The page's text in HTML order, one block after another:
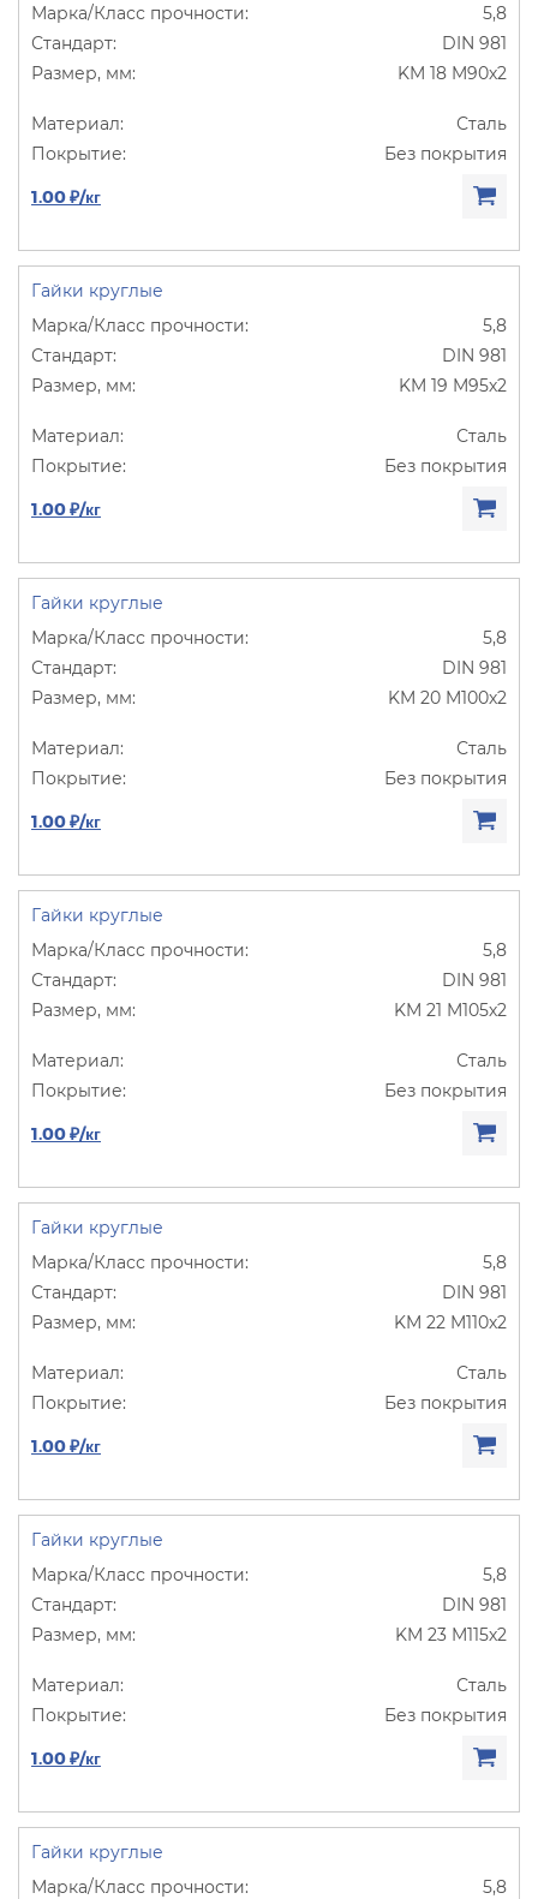
5,8
DIN 981
KM 18 M90х2
Сталь
Без покрытия
1.00 ₽/кг
Гайки круглые
5,8
DIN 981
KM 19 M95х2
Сталь
Без покрытия
1.00 ₽/кг
Гайки круглые
5,8
DIN 981
KM 20 M100х2
Сталь
Без покрытия
1.00 ₽/кг
Гайки круглые
5,8
DIN 981
KM 21 M105х2
Сталь
Без покрытия
1.00 ₽/кг
Гайки круглые
5,8
DIN 981
KM 22 M110х2
Сталь
Без покрытия
1.00 ₽/кг
Гайки круглые
5,8
DIN 981
KM 23 M115х2
Сталь
Без покрытия
1.00 ₽/кг
Гайки круглые
5,8